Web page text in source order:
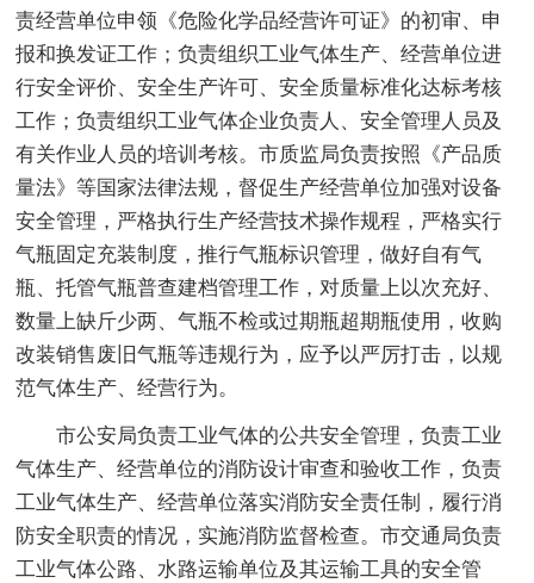
责经营单位申领《危险化学品经营许可证》的初审、申
报和换发证工作；负责组织工业气体生产、经营单位进
行安全评价、安全生产许可、安全质量标准化达标考核
工作；负责组织工业气体企业负责人、安全管理人员及
有关作业人员的培训考核。市质监局负责按照《产品质
量法》等国家法律法规，督促生产经营单位加强对设备
安全管理，严格执行生产经营技术操作规程，严格实行
气瓶固定充装制度，推行气瓶标识管理，做好自有气
瓶、托管气瓶普查建档管理工作，对质量上以次充好、
数量上缺斤少两、气瓶不检或过期瓶超期瓶使用，收购
改装销售废旧气瓶等违规行为，应予以严厉打击，以规
范气体生产、经营行为。
市公安局负责工业气体的公共安全管理，负责工业
气体生产、经营单位的消防设计审查和验收工作，负责
工业气体生产、经营单位落实消防安全责任制，履行消
防安全职责的情况，实施消防监督检查。市交通局负责
工业气体公路、水路运输单位及其运输工具的安全管